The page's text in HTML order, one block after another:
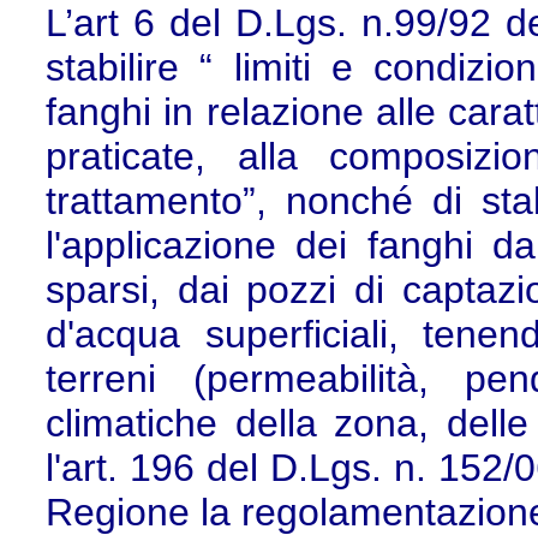
L’art 6 del D.Lgs. n.99/92
stabilire “ limiti e
fanghi in relazione alle
praticate, alla
trattamento”, nonché di
l'applicazione dei fanghi
sparsi, dai pozzi di
d'acqua superficiali,
terreni (permeabilità,
climatiche della zona,
l'art. 196 del D.Lgs. n. 152/
Regione la